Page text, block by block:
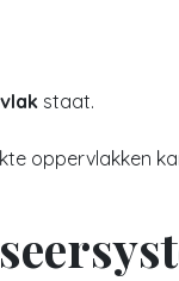
staat.
oppervlakken